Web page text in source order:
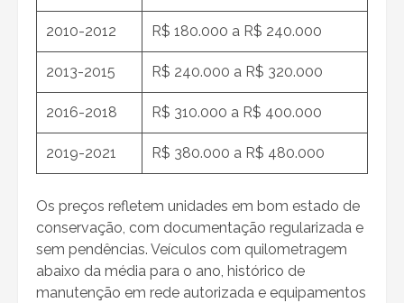
2010-2012 R$ 180.000 a R$ 240.000
2013-2015 R$ 240.000 a R$ 320.000
2016-2018 R$ 310.000 a R$ 400.000
2019-2021 R$ 380.000 a R$ 480.000
Os preços refletem unidades em bom estado de
conservação, com documentação regularizada e
sem pendências. Veículos com quilometragem
abaixo da média para o ano, histórico de
manutenção em rede autorizada e equipamentos